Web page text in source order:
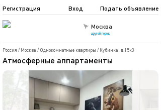
Москва
другой город
Подать объявление
Регистрация Вход
Россия / Москва / Однокомнатные квартиры / Кубинка, д.15к3
Атмосферные аппартаменты